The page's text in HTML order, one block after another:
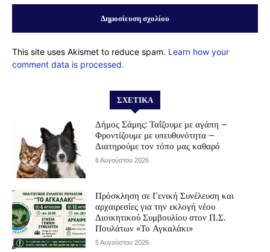
This site uses Akismet to reduce spam. Learn how your
comment data is processed.
ΣΧΕΤΙΚΆ
Δήμος Σάμης: Ταΐζουμε με αγάπη –
Φροντίζουμε με υπευθυνότητα –
Διατηρούμε τον τόπο μας καθαρό
6 Αυγούστου 2026
Πρόσκληση σε Γενική Συνέλευση και
αρχαιρεσίες για την εκλογή νέου
Διοικητικού Συμβουλίου στον Π.Σ.
Πουλάτων «Το Αγκαλάκι»
5 Αυγούστου 2026